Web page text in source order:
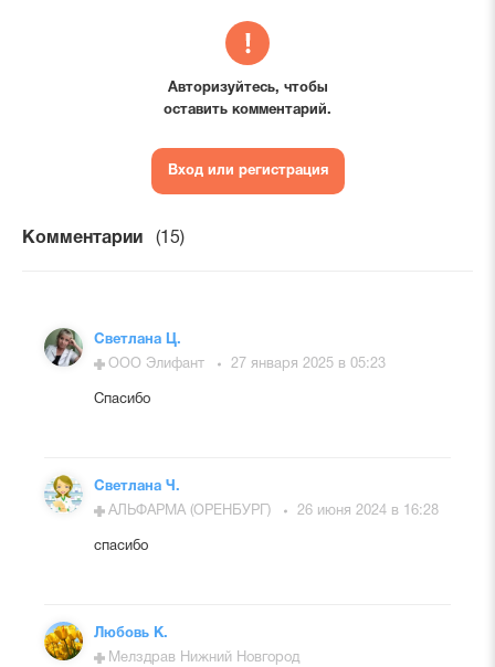
Авторизуйтесь, чтобы
оставить комментарий.
Вход или регистрация
Комментарии (15)
Светлана Ц.
ООО Элифант
27 января 2025 в 05:23
Спасибо
Светлана Ч.
АЛЬФАРМА (ОРЕНБУРГ)
26 июня 2024 в 16:28
спасибо
Любовь К.
Мелздрав Нижний Новгород